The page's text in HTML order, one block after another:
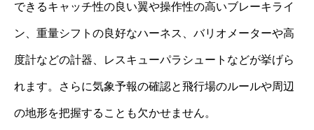
できるキャッチ性の良い翼や操作性の高いブレーキライ
ン、重量シフトの良好なハーネス、バリオメーターや高
度計などの計器、レスキューパラシュートなどが挙げら
れます。さらに気象予報の確認と飛行場のルールや周辺
の地形を把握することも欠かせません。